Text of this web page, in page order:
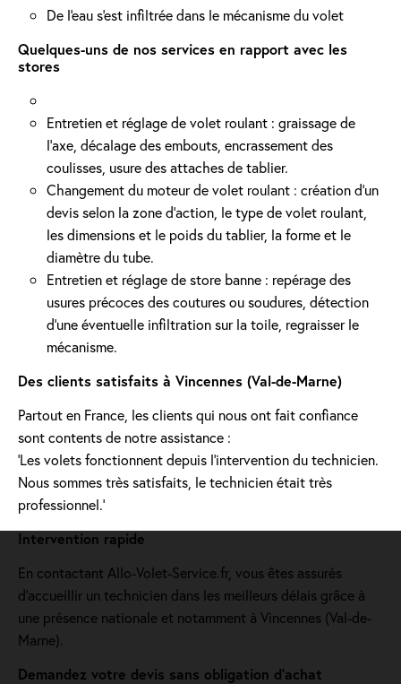
De l'eau s'est infiltrée dans le mécanisme du volet
Quelques-uns de nos services en rapport avec les
stores
Entretien et réglage de volet roulant : graissage de
l’axe, décalage des embouts, encrassement des
coulisses, usure des attaches de tablier.
Changement du moteur de volet roulant : création d'un
devis selon la zone d’action, le type de volet roulant,
les dimensions et le poids du tablier, la forme et le
diamètre du tube.
Entretien et réglage de store banne : repérage des
usures précoces des coutures ou soudures, détection
d'une éventuelle infiltration sur la toile, regraisser le
mécanisme.
Des clients satisfaits à Vincennes (Val-de-Marne)
Partout en France, les clients qui nous ont fait confiance
sont contents de notre assistance :
'Les volets fonctionnent depuis l’intervention du technicien.
Nous sommes très satisfaits, le technicien était très
professionnel.'
Intervention rapide
En contactant Allo-Volet-Service.fr, vous êtes assurés
d'accueillir un technicien dans les meilleurs délais grâce à
une présence nationale et notamment à Vincennes (Val-de-
Marne).
Demandez votre devis sans obligation d'achat